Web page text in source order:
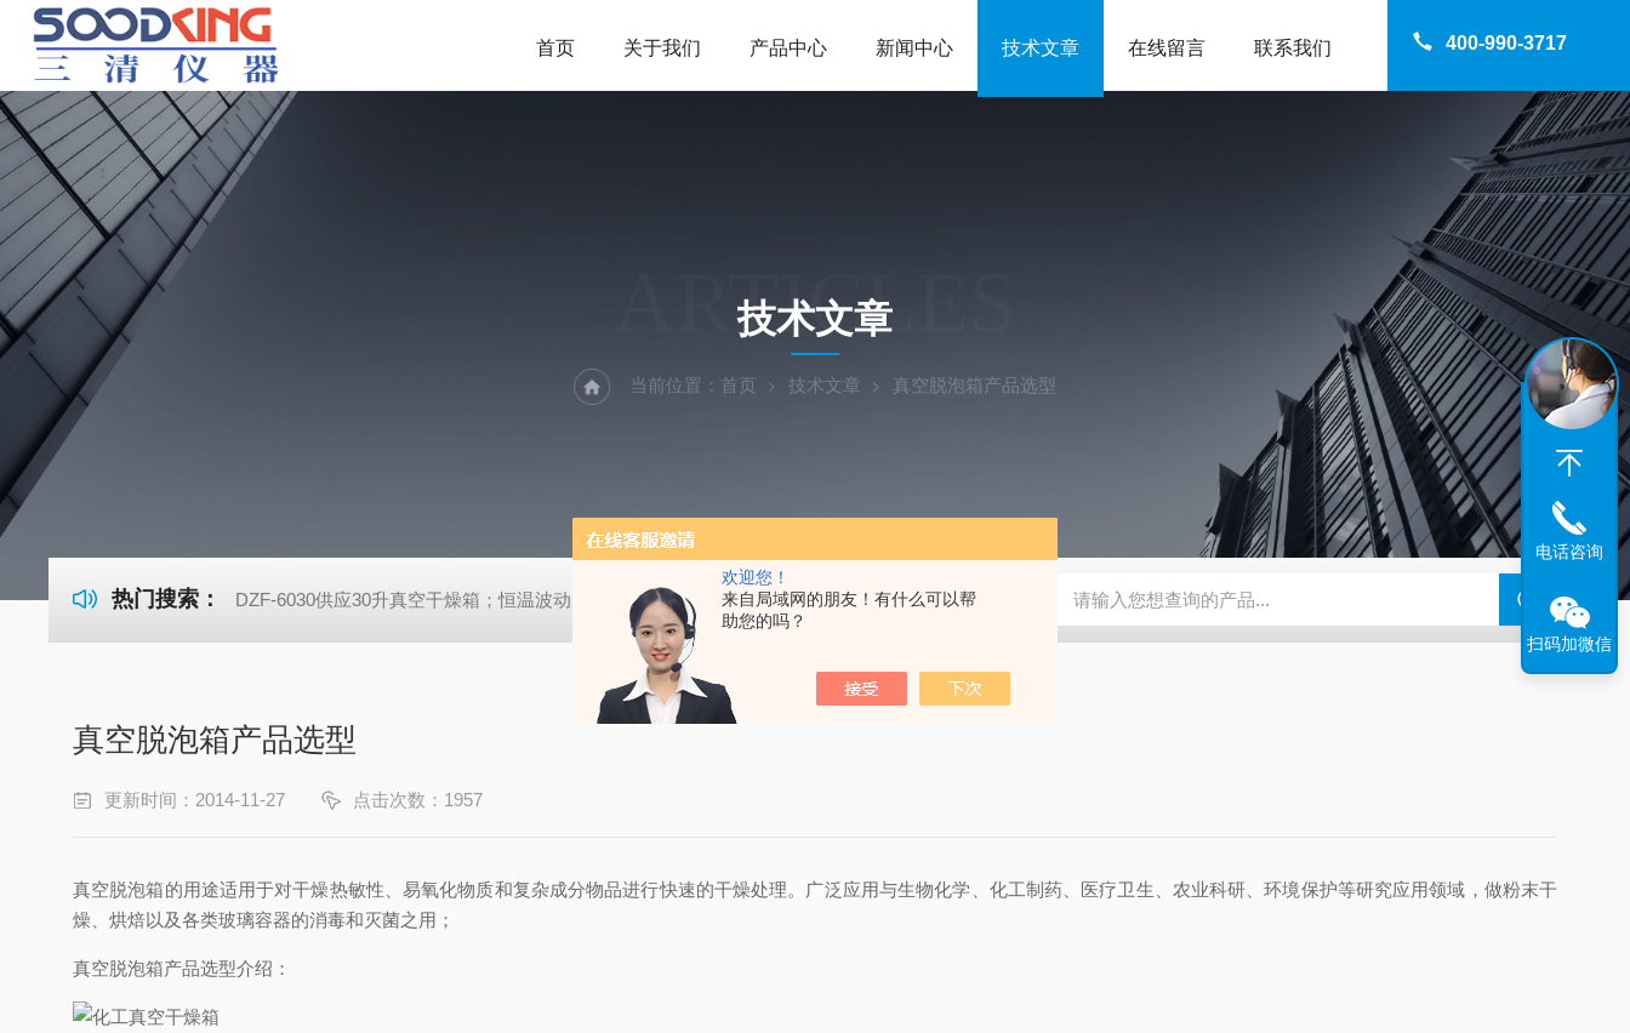
欢迎您！
来自局域网的朋友！有什么可以帮
助您的吗？
400-990-3717
首页 关于我们 产品中心 新闻中心 技术文章 在线留言 联系我们
ARTICLES
技术文章
当前位置： 首页 技术文章 真空脱泡箱产品选型
热门搜索： DZF-6030供应30升真空干燥箱；恒温波动度:±0.5℃ DHG-9140B（140升）电热恒温鼓风干燥箱，不锈钢干燥箱，烘箱控温范围300℃ DHG-9070B（70
真空脱泡箱产品选型
更新时间：2014-11-27 点击次数：1957
真空脱泡箱的用途适用于对干燥热敏性、易氧化物质和复杂成分物品进行快速的干燥处理。广泛应用与生物化学、化工制药、医疗卫生、农业科研、环境保护等研究应用领域，做粉末干
燥、烘焙以及各类玻璃容器的消毒和灭菌之用；
真空脱泡箱产品选型介绍：
电话咨询
扫码加微信